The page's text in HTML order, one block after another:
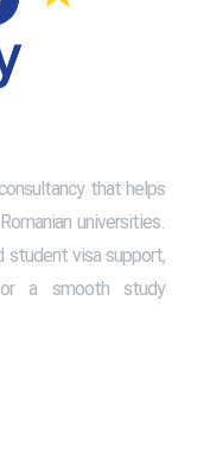
that helps
universities.
student visa support,
a smooth study